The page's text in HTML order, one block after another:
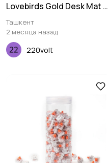
Lovebirds Gold Desk Mat XL
(900х400х3мм)
Ташкент
2 месяца назад
220volt